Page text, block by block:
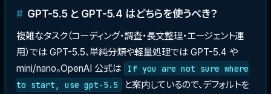
GPT-5.5 と GPT-5.4 はどちらを使うべき？
複雑なタスク（コーディング・調査・長文整理・エージェント運
用）では GPT-5.5、単純分類や軽量処理では GPT-5.4 や
mini/nano。OpenAI 公式は
If you are not sure where
to start, use gpt-5.5
と案内しているので、デフォルトを